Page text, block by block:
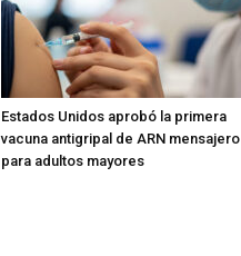
Estados Unidos aprobó la primera
vacuna antigripal de ARN mensajero
para adultos mayores